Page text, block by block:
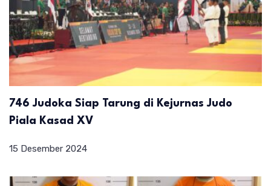
746 Judoka Siap Tarung di Kejurnas Judo
Piala Kasad XV
15 Desember 2024